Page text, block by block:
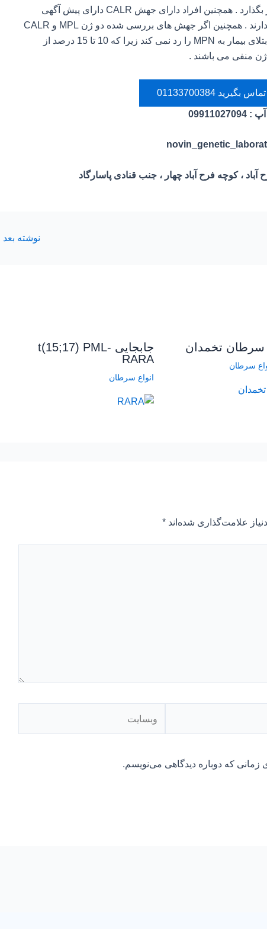
داروی دریافتی و میزان پاسخ دهی او به درمان تاثیر بگذارد . همچنین افراد دارای جهش CALR دارای پیش آگهی
بهتری هستند و ریسک کمتری برای ابتلا به ترومبوز دارند . همچنین اگر جهش های بررسی شده دو ژن MPL و CALR
در بیمار یافت نشده است منفی شدن این آزمایش ابتلای بیمار به MPN را رد نمی کند زیرا که 10 تا 15 درصد از
01133700384
:
09911027094
، کوچه فرح آباد چهار ، جنب قنادی پاسارگاد
نوشته بعد
تخمدان
سرطان
جابجایی t(15;17) PML-
RARA
انواع سرطان
علامت‌گذاری شده‌اند *
زمانی که دوباره دیدگاهی می‌نویسم.